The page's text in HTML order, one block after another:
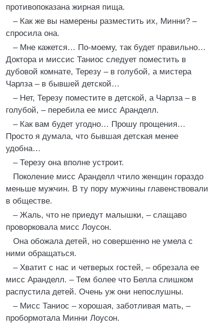
противопоказана жирная пища.
– Как же вы намерены разместить их, Минни? –
спросила она.
– Мне кажется… По-моему, так будет правильно…
Доктора и миссис Таниос следует поместить в
дубовой комнате, Терезу – в голубой, а мистера
Чарлза – в бывшей детской…
– Нет, Терезу поместите в детской, а Чарлза – в
голубой, – перебила ее мисс Аранделл.
– Как вам будет угодно… Прошу прощения…
Просто я думала, что бывшая детская менее
удобна…
– Терезу она вполне устроит.
Поколение мисс Аранделл чтило женщин гораздо
меньше мужчин. В ту пору мужчины главенствовали
в обществе.
– Жаль, что не приедут малышки, – слащаво
проворковала мисс Лоусон.
Она обожала детей, но совершенно не умела с
ними обращаться.
– Хватит с нас и четверых гостей, – обрезала ее
мисс Аранделл. – Тем более что Белла слишком
распустила детей. Очень уж они непослушны.
– Мисс Таниос – хорошая, заботливая мать, –
пробормотала Минни Лоусон.